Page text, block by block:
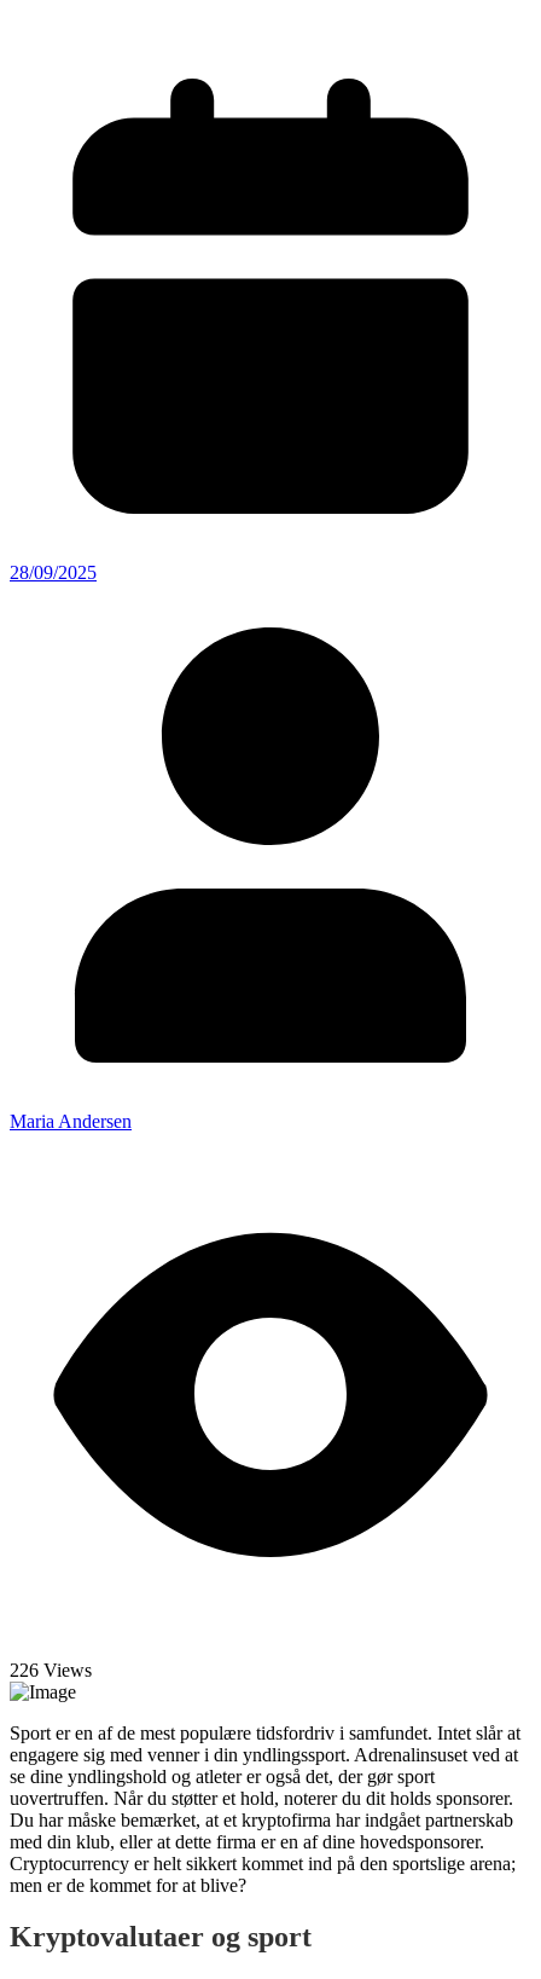
28/09/2025
Maria Andersen
226 Views
Sport er en af ​​de mest populære tidsfordriv i samfundet. Intet slår at
engagere sig med venner i din yndlingssport. Adrenalinsuset ved at
se dine yndlingshold og atleter er også det, der gør sport
uovertruffen. Når du støtter et hold, noterer du dit holds sponsorer.
Du har måske bemærket, at et kryptofirma har indgået partnerskab
med din klub, eller at dette firma er en af ​​dine hovedsponsorer.
Cryptocurrency er helt sikkert kommet ind på den sportslige arena;
men er de kommet for at blive?
Kryptovalutaer og sport